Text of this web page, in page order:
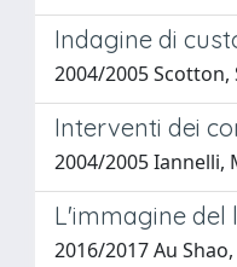
Indagine di
2004/2005 Scotton,
Interventi dei
2004/2005 Iannelli,
L'immagine del
2016/2017 Au